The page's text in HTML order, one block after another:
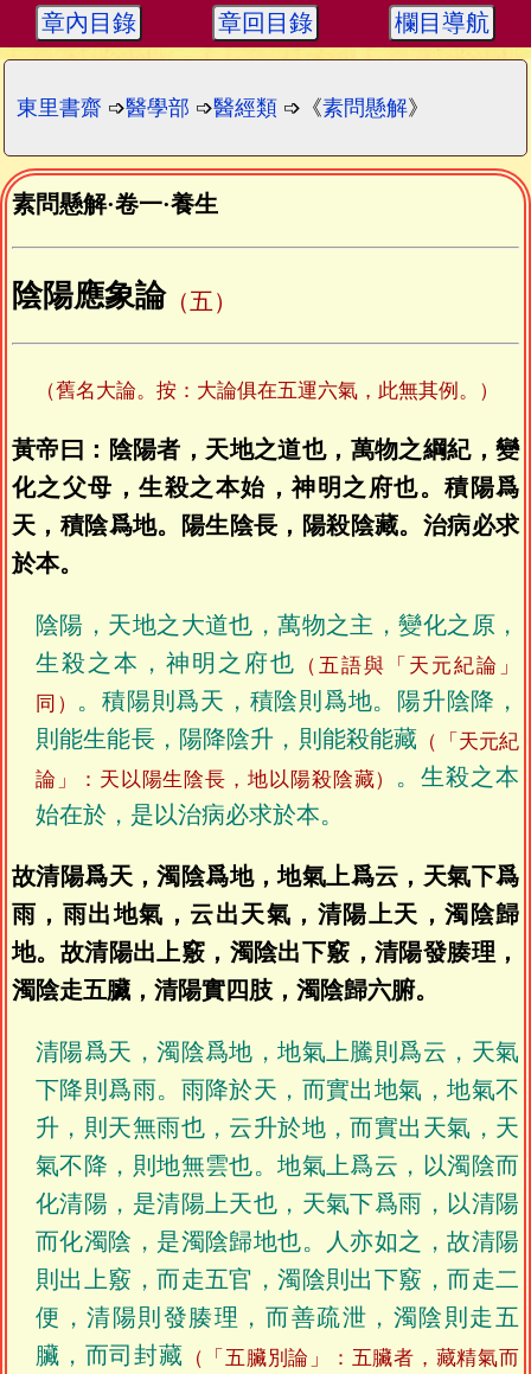
章內目錄 章回目錄 欄目導航
東里書齋 ➩醫學部 ➩醫經類 ➩《素問懸解》
素問懸解·卷一·養生
陰陽應象論（五）
（舊名大論。按：大論俱在五運六氣，此無其例。）
黃帝曰：陰陽者，天地之道也，萬物之綱紀，變
化之父母，生殺之本始，神明之府也。積陽爲
天，積陰爲地。陽生陰長，陽殺陰藏。治病必求
於本。
陰陽，天地之大道也，萬物之主，變化之原，
生殺之本，神明之府也
（五語與「天元紀論」
同） 。積陽則爲天，積陰則爲地。陽升陰降，
則能生能長，陽降陰升，則能殺能藏 （「天元紀
論」：天以陽生陰長，地以陽殺陰藏） 。生殺之本
始在於，是以治病必求於本。
故清陽爲天，濁陰爲地，地氣上爲云，天氣下爲
雨，雨出地氣，云出天氣，清陽上天，濁陰歸
地。故清陽出上竅，濁陰出下竅，清陽發腠理，
濁陰走五臟，清陽實四肢，濁陰歸六腑。
清陽爲天，濁陰爲地，地氣上騰則爲云，天氣
下降則爲雨。雨降於天，而實出地氣，地氣不
升，則天無雨也，云升於地，而實出天氣，天
氣不降，則地無雲也。地氣上爲云，以濁陰而
化清陽，是清陽上天也，天氣下爲雨，以清陽
而化濁陰，是濁陰歸地也。人亦如之，故清陽
則出上竅，而走五官，濁陰則出下竅，而走二
便，清陽則發腠理，而善疏泄，濁陰則走五
臟，而司封藏 （「五臟別論」：五臟者，藏精氣而